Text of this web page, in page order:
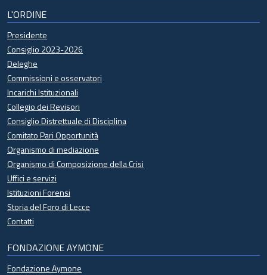
L'ORDINE
Presidente
Consiglio 2023-2026
Deleghe
Commissioni e osservatori
Incarichi Istituzionali
Collegio dei Revisori
Consiglio Distrettuale di Disciplina
Comitato Pari Opportunità
Organismo di mediazione
Organismo di Composizione della Crisi
Uffici e servizi
Istituzioni Forensi
Storia del Foro di Lecce
Contatti
FONDAZIONE AYMONE
Fondazione Aymone